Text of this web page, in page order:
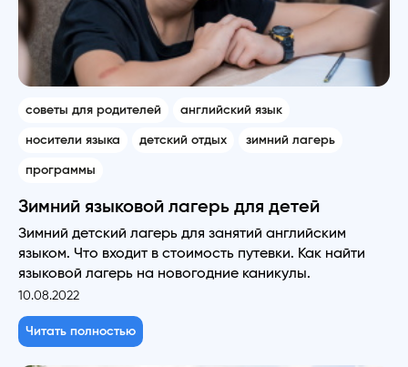
советы для родителей английский язык
носители языка детский отдых зимний лагерь
программы
Зимний языковой лагерь для детей
Зимний детский лагерь для занятий английским
языком. Что входит в стоимость путевки. Как найти
языковой лагерь на новогодние каникулы.
10.08.2022
Читать полностью